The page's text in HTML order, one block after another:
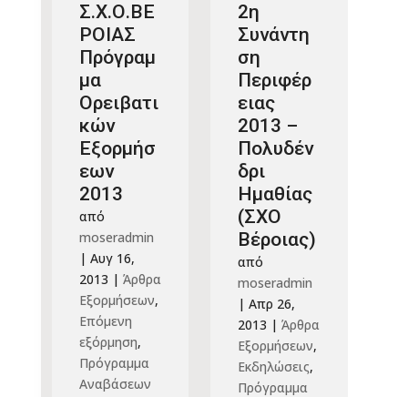
Σ.Χ.Ο.ΒΕ
ΡΟΙΑΣ
Πρόγραμ
μα
Ορειβατι
κών
Εξορμήσ
εων
2013
από
moseradmin
| Αυγ 16,
2013 | Άρθρα
Εξορμήσεων,
Επόμενη
εξόρμηση,
Πρόγραμμα
Αναβάσεων
2η
Συνάντη
ση
Περιφέρ
ειας
2013 –
Πολυδέν
δρι
Ημαθίας
(ΣΧΟ
Βέροιας)
από
moseradmin
|Απρ 26,
2013 |Άρθρα
Εξορμήσεων,
Εκδηλώσεις,
Πρόγραμμα